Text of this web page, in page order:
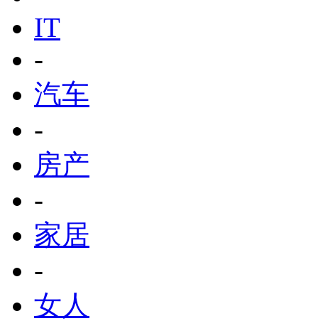
IT
-
汽车
-
房产
-
家居
-
女人